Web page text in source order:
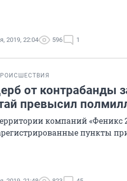
2019, 22:04 596 1
от контрабанды
превысил
компаний «Феникс
пункты